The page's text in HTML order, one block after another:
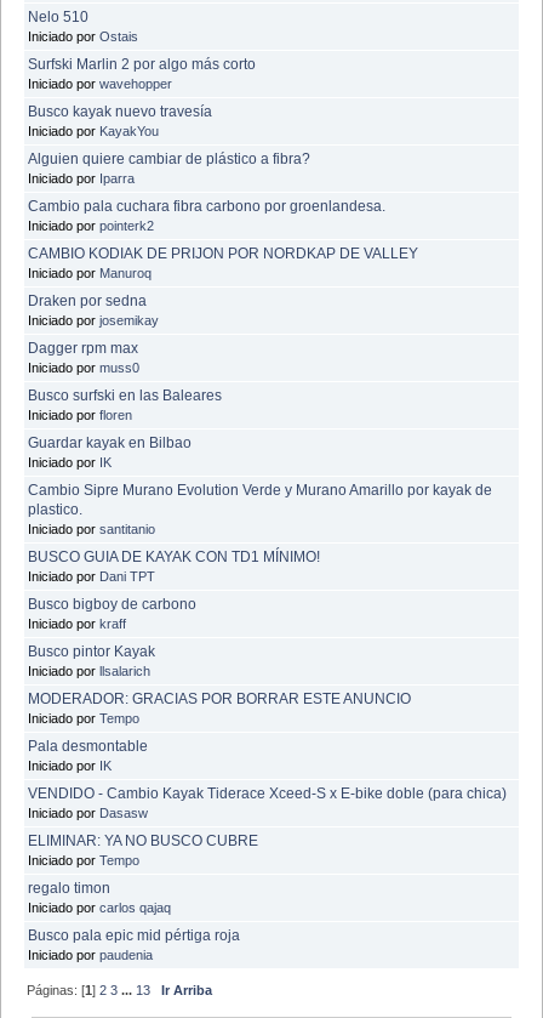
Nelo 510
Iniciado por Ostais
Surfski Marlin 2 por algo más corto
Iniciado por wavehopper
Busco kayak nuevo travesía
Iniciado por KayakYou
Alguien quiere cambiar de plástico a fibra?
Iniciado por Iparra
Cambio pala cuchara fibra carbono por groenlandesa.
Iniciado por pointerk2
CAMBIO KODIAK DE PRIJON POR NORDKAP DE VALLEY
Iniciado por Manuroq
Draken por sedna
Iniciado por josemikay
Dagger rpm max
Iniciado por muss0
Busco surfski en las Baleares
Iniciado por floren
Guardar kayak en Bilbao
Iniciado por IK
Cambio Sipre Murano Evolution Verde y Murano Amarillo por kayak de
plastico.
Iniciado por santitanio
BUSCO GUIA DE KAYAK CON TD1 MÍNIMO!
Iniciado por Dani TPT
Busco bigboy de carbono
Iniciado por kraff
Busco pintor Kayak
Iniciado por llsalarich
MODERADOR: GRACIAS POR BORRAR ESTE ANUNCIO
Iniciado por Tempo
Pala desmontable
Iniciado por IK
VENDIDO - Cambio Kayak Tiderace Xceed-S x E-bike doble (para chica)
Iniciado por Dasasw
ELIMINAR: YA NO BUSCO CUBRE
Iniciado por Tempo
regalo timon
Iniciado por carlos qajaq
Busco pala epic mid pértiga roja
Iniciado por paudenia
Páginas: [1]2 3 ...13 Ir Arriba